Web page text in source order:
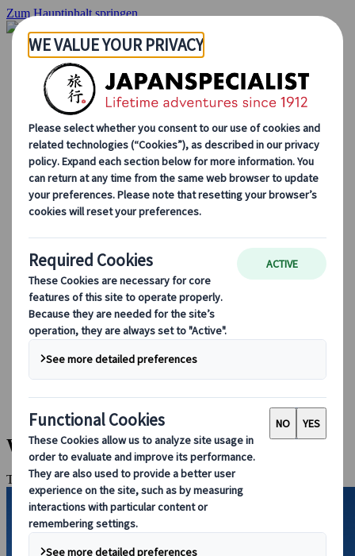
Zum Hauptinhalt springen
Startseite
Rundreisen
Individuelle Reisen
Gruppenreisen
Selbstfahrerreisen
Ausflüge
Massgeschneiderte Gruppenreisen
Japan Rail Pass
Wie wir arbeiten
Über uns
Treffen Sie unser Team
Werden Sie Teil unseres Teams
Saisonale Reisetipps
Highlights des Reiseziels
Kulturelle Einblicke
Kulinarische Erlebnisse
Entdecke Japan mit dem Zug
Häufig gestellte Fragen
Wichtige Informationen
Etikette in Japan
Autofahren in Japan
Bei uns buchen
Japan Rail Pass
Unterkunft
Online-Beratung
Willkommen zurück in Okinawa
Tokio, Okinawa-Inseln, Hauptinsel Okinawa, Kyoto, Naha, Nara